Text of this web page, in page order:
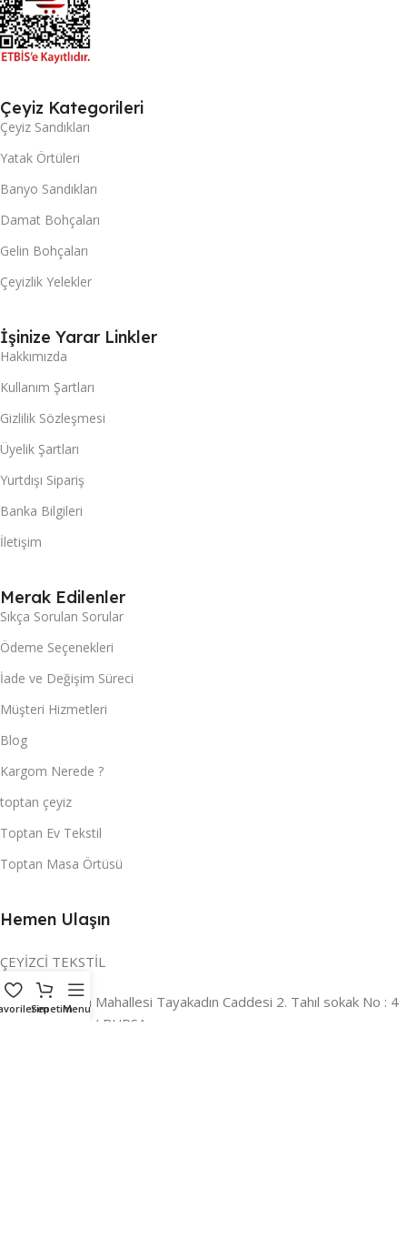
Çeyiz Kategorileri
Çeyiz Sandıkları
Yatak Örtüleri
Banyo Sandıkları
Damat Bohçaları
Gelin Bohçaları
Çeyizlik Yelekler
İşinize Yarar Linkler
Hakkımızda
Kullanım Şartları
Gizlilik Sözleşmesi
Üyelik Şartları
Yurtdışı Sipariş
Banka Bilgileri
İletişim
Merak Edilenler
Sıkça Sorulan Sorular
Ödeme Seçenekleri
İade ve Değişim Süreci
Müşteri Hizmetleri
Blog
Kargom Nerede ?
toptan çeyiz
Toptan Ev Tekstil
Toptan Masa Örtüsü
Hemen Ulaşın
ÇEYİZCİ TEKSTİL
Adres:Reyhan Mahallesi Tayakadın Caddesi 2. Tahıl sokak No : 4
/ a Osmangazi / BURSA
SepetimMenu